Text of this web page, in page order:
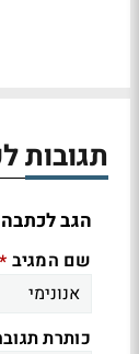
תגובות
הגב לכתבה
שם המגיב *
כותרת